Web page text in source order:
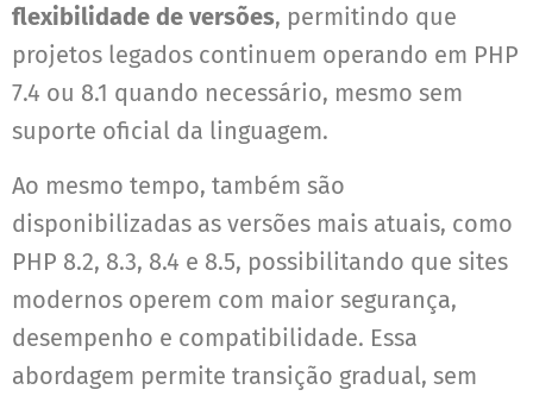
flexibilidade de versões, permitindo que
projetos legados continuem operando em PHP
7.4 ou 8.1 quando necessário, mesmo sem
suporte oficial da linguagem.
Ao mesmo tempo, também são
disponibilizadas as versões mais atuais, como
PHP 8.2, 8.3, 8.4 e 8.5, possibilitando que sites
modernos operem com maior segurança,
desempenho e compatibilidade. Essa
abordagem permite transição gradual, sem